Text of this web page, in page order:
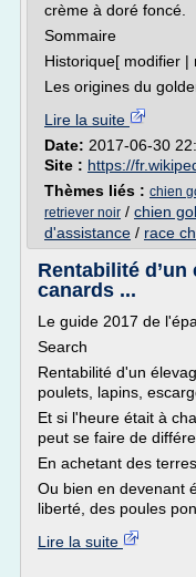
crème à doré foncé.
Sommaire
Historique[ modifier |
Les origines du
Lire la suite
Date: 2017-06-30
Site : https://
Thèmes liés : chien
retriever noir / chien
d'assistance / race
Rentabilité d’un
canards ...
Le guide 2017 de
Search
Rentabilité d'un
poulets, lapins,
Et si l'heure était à
peut se faire de
En achetant des
Ou bien en devenant
liberté, des poules
Lire la suite